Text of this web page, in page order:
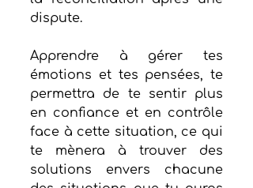
dispute.
Apprendre à gérer tes
émotions et tes pensées, te
permettra de te sentir plus
en confiance et en contrôle
face à cette situation, ce qui
te mènera à trouver des
solutions envers chacune